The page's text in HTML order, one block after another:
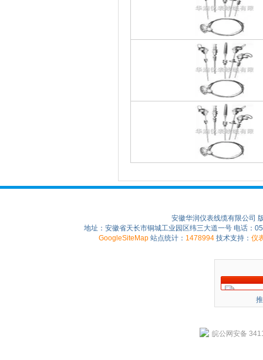
安徽华润仪表线缆有限公司
地址：安徽省天长市铜城工业园区纬三大道一号 电话：
GoogleSiteMap 站点统计： 1478994 技术支持： 仪
皖公网安备